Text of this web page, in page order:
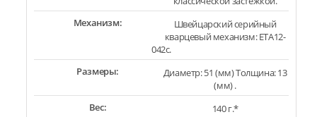
Механизм:
Швейцарский серийный
кварцевый механизм: ETA12-
042c.
Размеры:
Диаметр: 51 (мм) Толщина: 13
(мм) .
Вес:
140 г.*